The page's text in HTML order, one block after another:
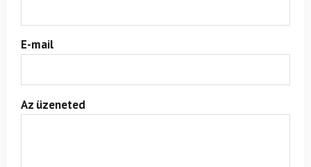
E-mail
Az üzeneted